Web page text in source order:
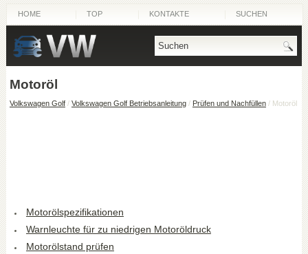
HOME TOP KONTAKTE SUCHEN
Motoröl
Volkswagen Golf/ Volkswagen Golf Betriebsanleitung/ Prüfen und Nachfüllen/ Motoröl
Motorölspezifikationen
Warnleuchte für zu niedrigen Motoröldruck
Motorölstand prüfen